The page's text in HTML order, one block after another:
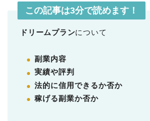
この記事は3分で読めます！
ドリームプランについて
副業内容
実績や評判
法的に信用できるか否か
稼げる副業か否か